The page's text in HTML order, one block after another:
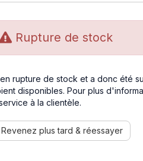
Rupture de stock
rupture de stock et a donc été
disponibles. Pour plus
à la clientèle.
plus tard & réessayer